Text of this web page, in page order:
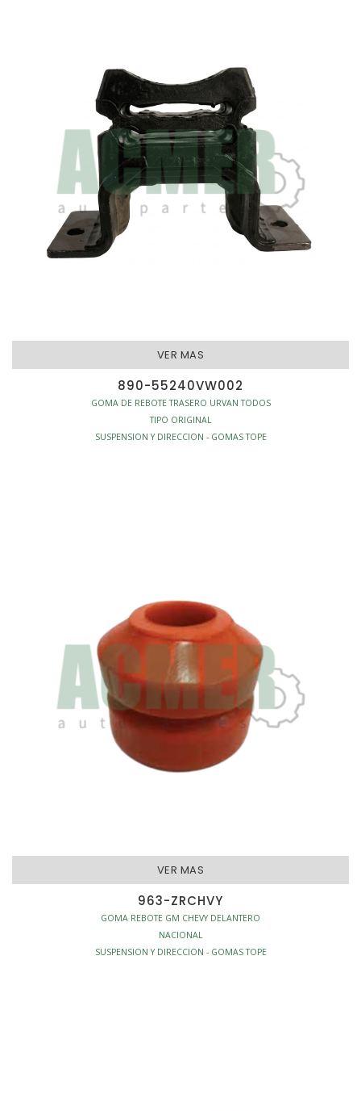
VER MAS
890-55240VW002
GOMA DE REBOTE TRASERO URVAN TODOS
TIPO ORIGINAL
SUSPENSION Y DIRECCION - GOMAS TOPE
VER MAS
963-ZRCHVY
GOMA REBOTE GM CHEVY DELANTERO
NACIONAL
SUSPENSION Y DIRECCION - GOMAS TOPE